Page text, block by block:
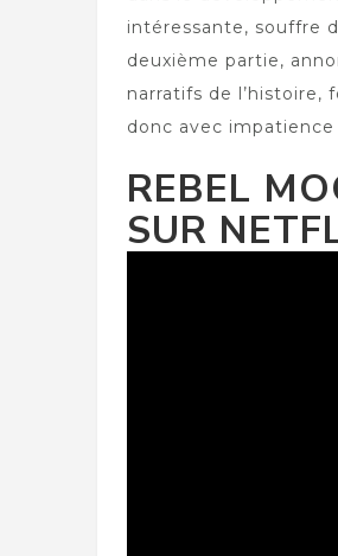
intéressante, souffre
deuxième partie,
narratifs de l’histoire,
donc avec impatience
REBEL
SUR